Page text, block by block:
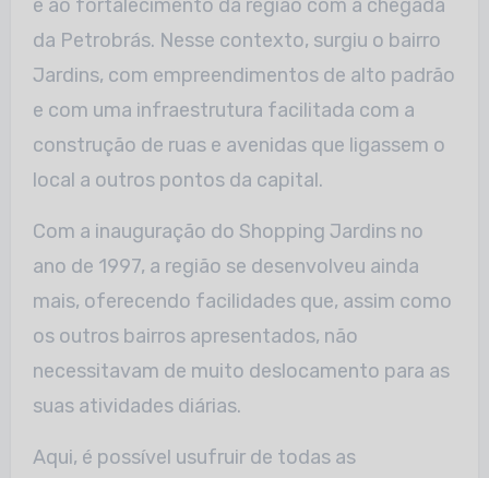
e ao fortalecimento da região com a chegada
da Petrobrás. Nesse contexto, surgiu o bairro
Jardins, com empreendimentos de alto padrão
e com uma infraestrutura facilitada com a
construção de ruas e avenidas que ligassem o
local a outros pontos da capital.
Com a inauguração do Shopping Jardins no
ano de 1997, a região se desenvolveu ainda
mais, oferecendo facilidades que, assim como
os outros bairros apresentados, não
necessitavam de muito deslocamento para as
suas atividades diárias.
Aqui, é possível usufruir de todas as